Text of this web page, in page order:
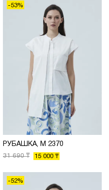
-53%
РУБАШКА, М 2370
31 690 ₸
15 000 ₸
-52%